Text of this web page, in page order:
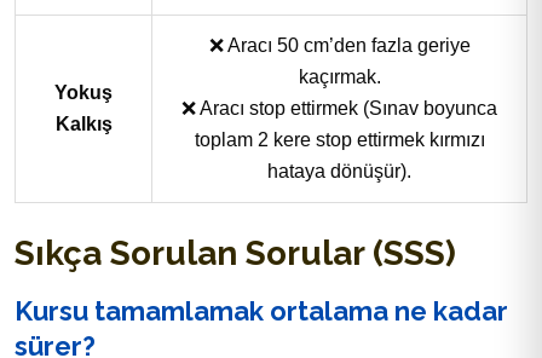
Yokuş
Kalkış
❌ Aracı 50 cm’den fazla geriye
kaçırmak.
❌ Aracı stop ettirmek (Sınav boyunca
toplam 2 kere stop ettirmek kırmızı
hataya dönüşür).
Sıkça Sorulan Sorular (SSS)
Kursu tamamlamak ortalama ne kadar
sürer?